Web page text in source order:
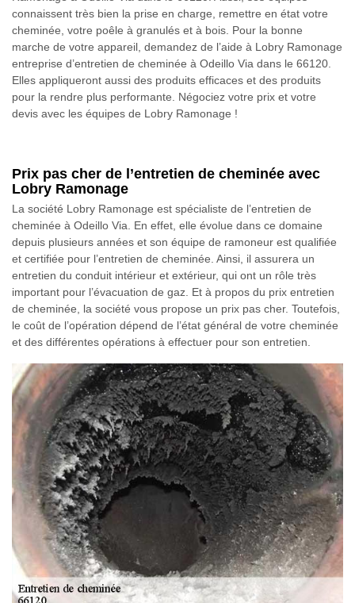
connaissent très bien la prise en charge, remettre en état votre
cheminée, votre poêle à granulés et à bois. Pour la bonne
marche de votre appareil, demandez de l’aide à Lobry Ramonage
entreprise d’entretien de cheminée à Odeillo Via dans le 66120.
Elles appliqueront aussi des produits efficaces et des produits
pour la rendre plus performante. Négociez votre prix et votre
devis avec les équipes de Lobry Ramonage !
Prix pas cher de l’entretien de cheminée avec
Lobry Ramonage
La société Lobry Ramonage est spécialiste de l’entretien de
cheminée à Odeillo Via. En effet, elle évolue dans ce domaine
depuis plusieurs années et son équipe de ramoneur est qualifiée
et certifiée pour l’entretien de cheminée. Ainsi, il assurera un
entretien du conduit intérieur et extérieur, qui ont un rôle très
important pour l’évacuation de gaz. Et à propos du prix entretien
de cheminée, la société vous propose un prix pas cher. Toutefois,
le coût de l’opération dépend de l’état général de votre cheminée
et des différentes opérations à effectuer pour son entretien.